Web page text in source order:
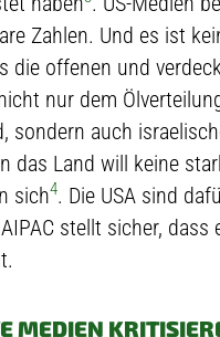
Zahlen. Und es ist
die offenen und
nur dem
sondern auch
das Land will keine
sich4. Die USA sind
stellt sicher, dass
MEDIEN